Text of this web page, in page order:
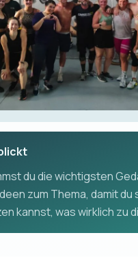
du die wichtigsten
zum Thema, damit du
kannst, was wirklich zu